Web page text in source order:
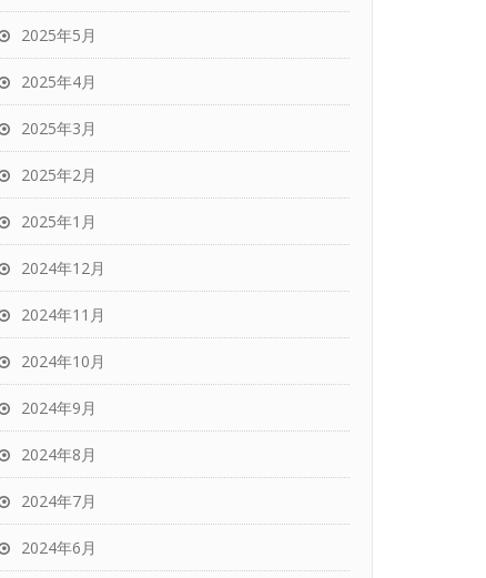
2025年5月
2025年4月
2025年3月
2025年2月
2025年1月
2024年12月
2024年11月
2024年10月
2024年9月
2024年8月
2024年7月
2024年6月